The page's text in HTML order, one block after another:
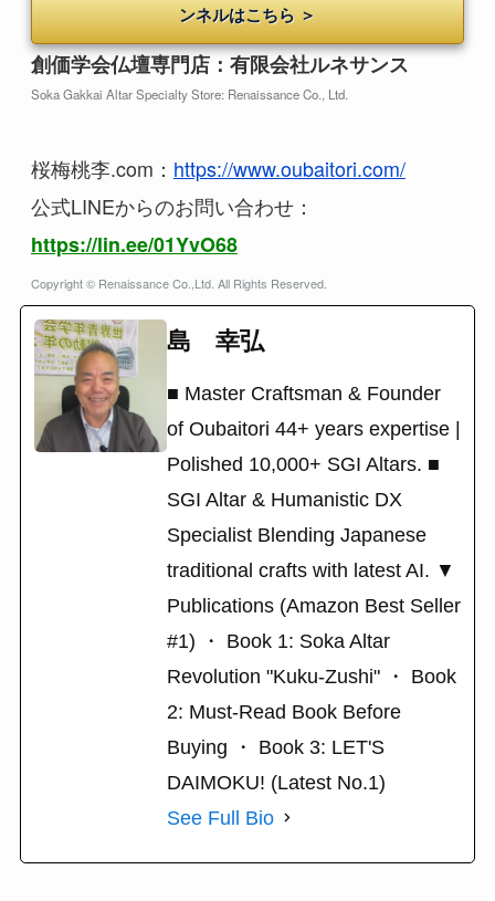
ンネルはこちら ＞
創価学会仏壇専門店：有限会社ルネサンス
Soka Gakkai Altar Specialty Store: Renaissance Co., Ltd.
桜梅桃李.com： https://www.oubaitori.com/
公式LINEからのお問い合わせ：
https://lin.ee/01YvO68
Copyright © Renaissance Co.,Ltd. All Rights Reserved.
島 幸弘
■ Master Craftsman & Founder
of Oubaitori 44+ years expertise |
Polished 10,000+ SGI Altars. ■
SGI Altar & Humanistic DX
Specialist Blending Japanese
traditional crafts with latest AI. ▼
Publications (Amazon Best Seller
#1) ・ Book 1: Soka Altar
Revolution "Kuku-Zushi" ・ Book
2: Must-Read Book Before
Buying ・ Book 3: LET'S
DAIMOKU! (Latest No.1)
See Full Bio